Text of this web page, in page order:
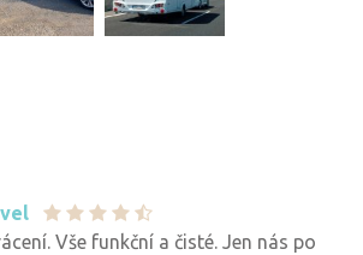
Vše funkční a čisté. Jen nás po